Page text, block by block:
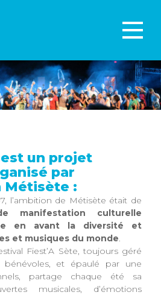
est un projet
par
Métisète :
l’ambition de Métisète était de
manifestation culturelle
en avant la diversité et
et musiques du monde.
Fiest’A Sète, toujours géré
et épaulé par une
partage chaque été sa
musicales, d’émotions